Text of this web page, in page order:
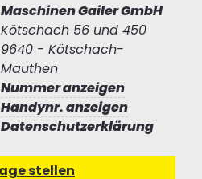
Maschinen Gailer GmbH
Kötschach 56 und 450
9640 - Kötschach-
Mauthen
Nummer anzeigen
Handynr. anzeigen
Datenschutzerklärung